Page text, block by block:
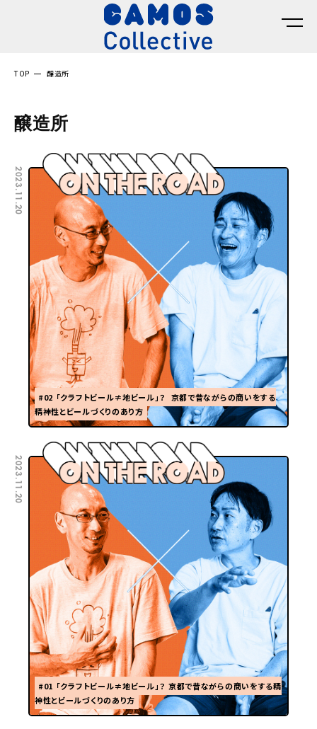
TOP 醸造所
醸造所
2023.11.20
#02 「クラフトビール≠地ビール」？ 京都で昔ながらの商いをする
精神性とビールづくりのあり方
2023.11.20
#01 「クラフトビール≠地ビール」？ 京都で昔ながらの商いをする精
神性とビールづくりのあり方